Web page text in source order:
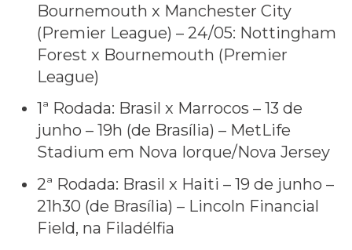
Bournemouth x Manchester City
(Premier League) – 24/05: Nottingham
Forest x Bournemouth (Premier
League)
1ª Rodada: Brasil x Marrocos – 13 de
junho – 19h (de Brasília) – MetLife
Stadium em Nova Iorque/Nova Jersey
2ª Rodada: Brasil x Haiti – 19 de junho –
21h30 (de Brasília) – Lincoln Financial
Field, na Filadélfia